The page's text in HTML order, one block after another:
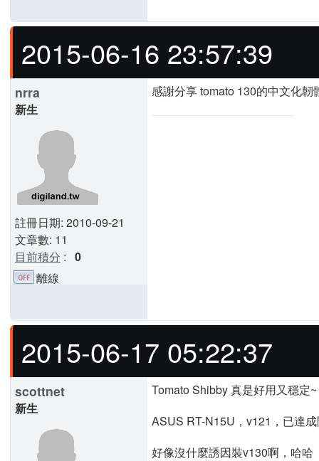
2015-06-16 23:57:39
nrra
新生
註冊日期: 2010-09-21
文章數: 11
目前積分 : 0
感謝分享 tomato 130的中文化韌
離線
2015-06-17 05:22:37
scottnet
新生
Tomato Shibby 真是好用又穩定~
ASUS RT-N15U，v121，已達
好像沒什麼誘因裝v130啊，哈哈